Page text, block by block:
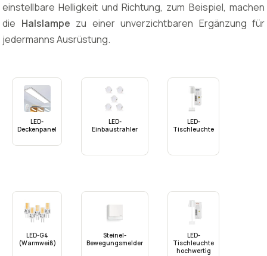
einstellbare Helligkeit und Richtung, zum Beispiel, machen
die Halslampe zu einer unverzichtbaren Ergänzung für
jedermanns Ausrüstung.
LED-
Deckenpanel
LED-
Einbaustrahler
LED-
Tischleuchte
LED-G4
(Warmweiß)
Steinel-
Bewegungsmelder
LED-
Tischleuchte
hochwertig